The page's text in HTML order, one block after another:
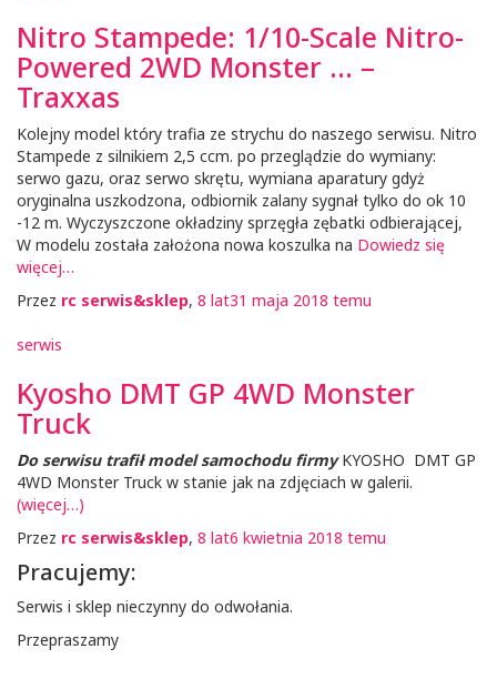
Nitro Stampede: 1/10-Scale Nitro-
Powered 2WD Monster … –
Traxxas
Kolejny model który trafia ze strychu do naszego serwisu. Nitro
Stampede z silnikiem 2,5 ccm. po przeglądzie do wymiany:
serwo gazu, oraz serwo skrętu, wymiana aparatury gdyż
oryginalna uszkodzona, odbiornik zalany sygnał tylko do ok 10
-12 m. Wyczyszczone okładziny sprzęgła zębatki odbierającej,
W modelu została założona nowa koszulka na Dowiedz się
więcej…
Przez rc serwis&sklep, 8 lat31 maja 2018 temu
serwis
Kyosho DMT GP 4WD Monster
Truck
Do serwisu trafił model samochodu firmyKYOSHO DMT GP
4WD Monster Truck w stanie jak na zdjęciach w galerii.
(więcej…)
Przez rc serwis&sklep, 8 lat6 kwietnia 2018 temu
Pracujemy:
Serwis i sklep nieczynny do odwołania.
Przepraszamy